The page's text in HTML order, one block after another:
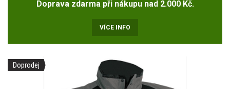
Doprava zdarma při nákupu nad 2.000 Kč.
VÍCE INFO
Doprodej